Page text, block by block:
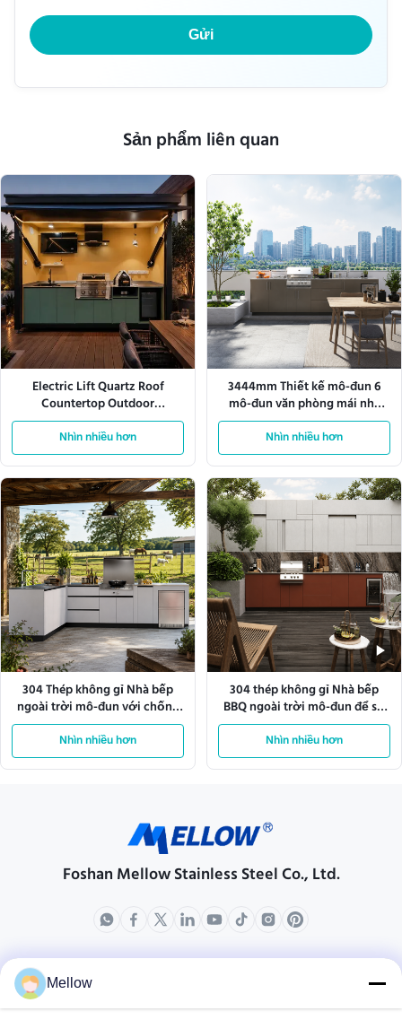
Gửi
Sản phẩm liên quan
Electric Lift Quartz Roof
Countertop Outdoor
Kitchenette Tủ nhôm
Nhìn nhiều hơn
3444mm Thiết kế mô-đun 6
mô-đun văn phòng mái nhà
nhà bếp ngoài trời
Nhìn nhiều hơn
304 Thép không gỉ Nhà bếp
ngoài trời mô-đun với chống
thời tiết
Nhìn nhiều hơn
304 thép không gỉ Nhà bếp
BBQ ngoài trời mô-đun để sử
dụng trong câu lạc bộ
Nhìn nhiều hơn
Foshan Mellow Stainless Steel Co., Ltd.
các sản phẩm
Hồ sơ công ty
Mellow